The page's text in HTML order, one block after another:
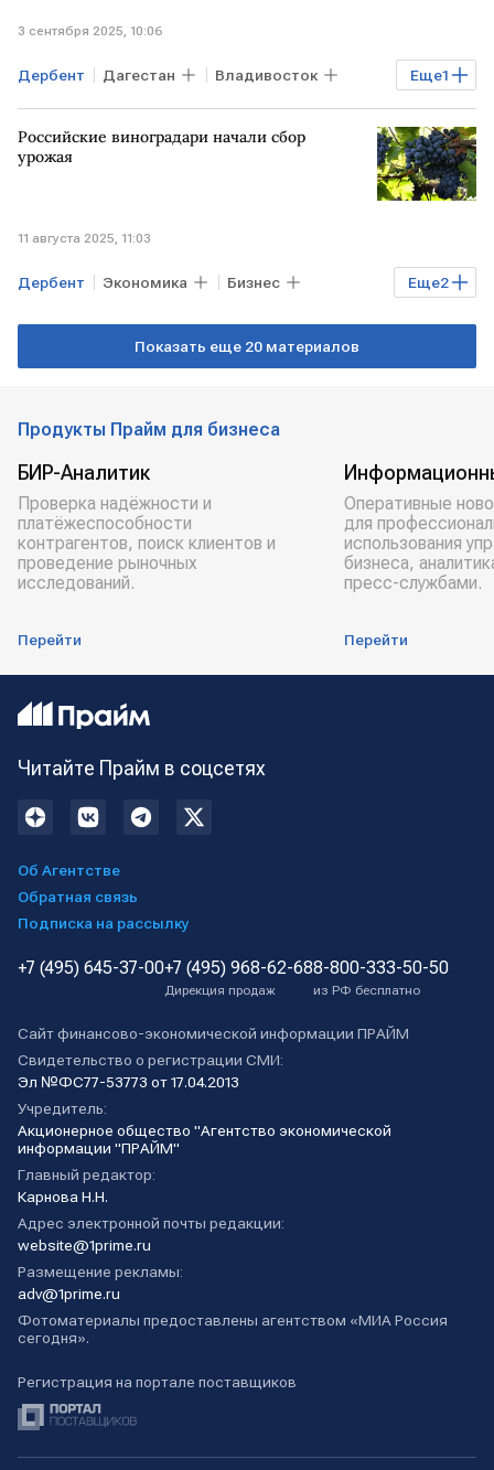
3 сентября 2025, 10:06
Еще1
Дербент Дагестан Владивосток
Росконгресс
Российские виноградари начали сбор
урожая
11 августа 2025, 11:03
Еще2
Дербент Экономика Бизнес
РОССИЯ
Дагестан
Показать еще 20 материалов
Продукты Прайм для бизнеса
БИР-Аналитик
Проверка надёжности и
платёжеспособности
контрагентов, поиск клиентов и
проведение рыночных
исследований.
Перейти
Оперативные
для
использования
бизнеса,
пресс-службами.
Перейти
Читайте Прайм в соцсетях
Об Агентстве
Обратная связь
Подписка на рассылку
+7 (495) 645-37-00+7 (495) 968-62-68
Дирекция продаж
8-800-333-50-50
из РФ бесплатно
Сайт финансово-экономической информации ПРАЙМ
Свидетельство о регистрации СМИ:
Эл №ФС77-53773 от 17.04.2013
Учредитель:
Акционерное общество "Агентство экономической
информации "ПРАЙМ"
Главный редактор:
Карнова Н.Н.
Адрес электронной почты редакции:
website@1prime.ru
Размещение рекламы:
adv@1prime.ru
Фотоматериалы предоставлены агентством «МИА Россия
сегодня».
Регистрация на портале поставщиков